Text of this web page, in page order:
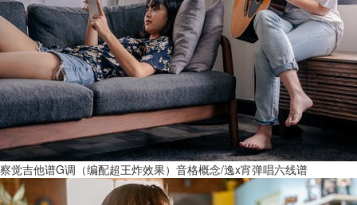
察觉吉他谱G调（编配超王炸效果）音格概念/逸x宵弹唱六线谱